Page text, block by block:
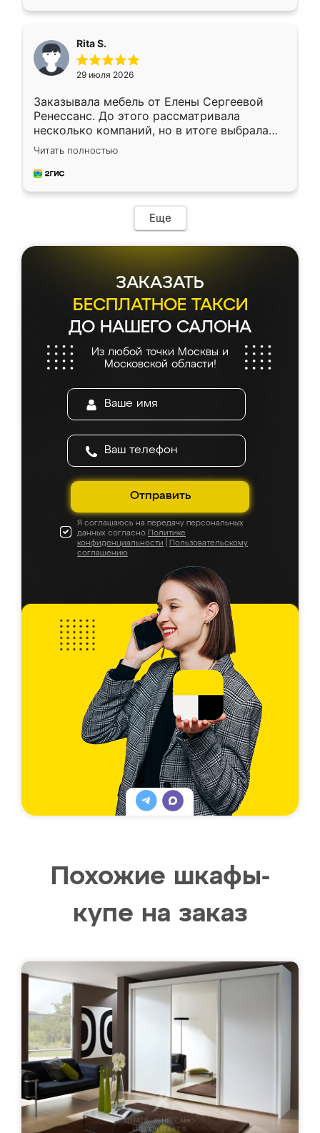
Rita S.
29 июля 2026
Заказывала мебель от Елены Сергеевой
Ренессанс. До этого рассматривала
несколько компаний, но в итоге выбрала
эту. Сначала обговорили условия, потом
приехал замерщик, всё спокойно объяснил
и снял размеры. Изготовили в срок, с
мебель сразу встала на свое место без
каких-либо доработок. Качеством осталась
довольна, все выглядит так, как и ожидала.
Читать полностью
Еще
ЗАКАЗАТЬ
БЕСПЛАТНОЕ ТАКСИ
ДО НАШЕГО САЛОНА
Из любой точки Москвы и
Московской области!
Отправить
Я соглашаюсь на передачу персональных
данных согласно Политике
конфиденциальности
Пользовательскому
соглашению
Похожие шкафы-
купе на заказ